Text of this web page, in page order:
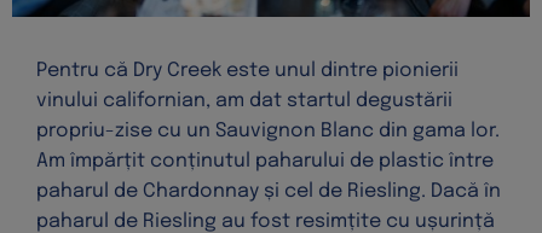
Pentru că Dry Creek este unul dintre pionierii
vinului californian, am dat startul degustării
propriu-zise cu un Sauvignon Blanc din gama lor.
Am împărțit conținutul paharului de plastic între
paharul de Chardonnay și cel de Riesling. Dacă în
paharul de Riesling au fost resimțite cu ușurință